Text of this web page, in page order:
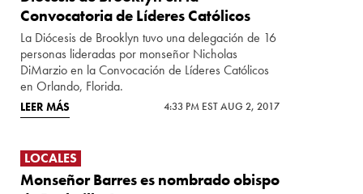
Convocatoria de Líderes Católicos
La Diócesis de Brooklyn tuvo una delegación de 16
personas lideradas por monseñor Nicholas
DiMarzio en la Convocación de Líderes Católicos
en Orlando, Florida.
LEER MÁS 4:33 PM EST AUG 2, 2017
LOCALES
Monseñor Barres es nombrado obispo